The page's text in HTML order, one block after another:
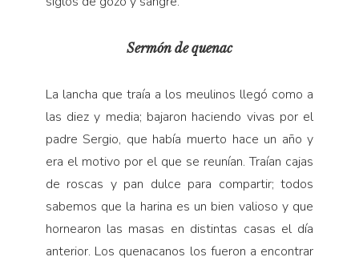
Sermón de quenac
La lancha que traía a los meulinos llegó como a
las diez y media; bajaron haciendo vivas por el
padre Sergio, que había muerto hace un año y
era el mo­tivo por el que se reunían. Traían cajas
de roscas y pan dulce para compartir; todos
sabemos que la ha­rina es un bien valioso y que
hornearon las masas en distintas casas el día
anterior. Los quenacanos los fueron a encontrar